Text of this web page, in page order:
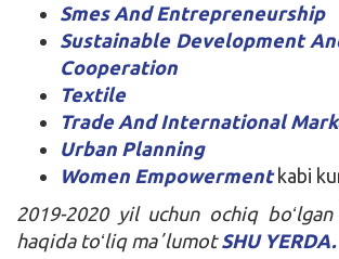
Smes And Entrepreneurship
Sustainable Development
Cooperation
Textile
Trade And International
Urban Planning
Women Empowermentkabi
2019-2020 yil uchun ochiq
haqida toʻliq maʼlumotSHU YERDA.